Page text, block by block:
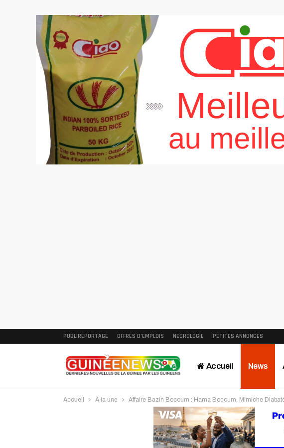
PUBLIREPORTAGE OFFRES D’EMPLOIS NÉCROLOGIE PETITES ANNONCES
Accueil News
Interviews
Accueil À la une Affaire Bazin Bocoum : Hama Bocoum, Mimiche